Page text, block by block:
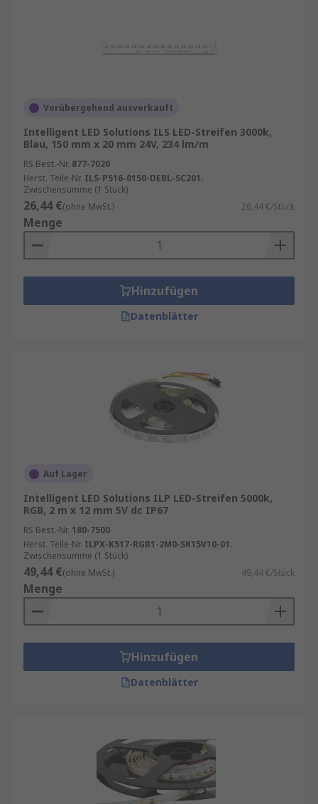
Vorübergehend ausverkauft
Intelligent LED Solutions ILS LED-Streifen 3000k,
Blau, 150 mm x 20 mm 24V, 234 lm/m
RS Best.-Nr. 877-7020
Herst. Teile-Nr. ILS-P516-0150-DEBL-SC201.
Zwischensumme (1 Stück)
26,44 €(ohne MwSt.) 26,44 €/Stück
Menge
Hinzufügen
Datenblätter
Auf Lager
Intelligent LED Solutions ILP LED-Streifen 5000k,
RGB, 2 m x 12 mm 5V dc IP67
RS Best.-Nr. 180-7500
Herst. Teile-Nr. ILPX-K517-RGB1-2M0-SK15V10-01.
Zwischensumme (1 Stück)
49,44 €(ohne MwSt.) 49,44 €/Stück
Menge
Hinzufügen
Datenblätter